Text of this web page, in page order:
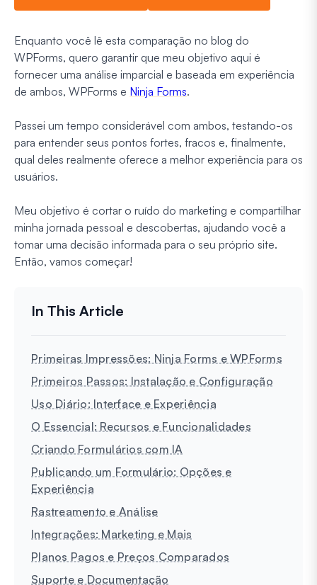
Enquanto você lê esta comparação no blog do
WPForms, quero garantir que meu objetivo aqui é
fornecer uma análise imparcial e baseada em experiência
de ambos, WPForms e Ninja Forms.
Passei um tempo considerável com ambos, testando-os
para entender seus pontos fortes, fracos e, finalmente,
qual deles realmente oferece a melhor experiência para os
usuários.
Meu objetivo é cortar o ruído do marketing e compartilhar
minha jornada pessoal e descobertas, ajudando você a
tomar uma decisão informada para o seu próprio site.
Então, vamos começar!
Primeiras Impressões: Ninja Forms e WPForms
Primeiros Passos: Instalação e Configuração
Uso Diário: Interface e Experiência
O Essencial: Recursos e Funcionalidades
Criando Formulários com IA
Publicando um Formulário: Opções e
Experiência
Rastreamento e Análise
Integrações: Marketing e Mais
Planos Pagos e Preços Comparados
Suporte e Documentação